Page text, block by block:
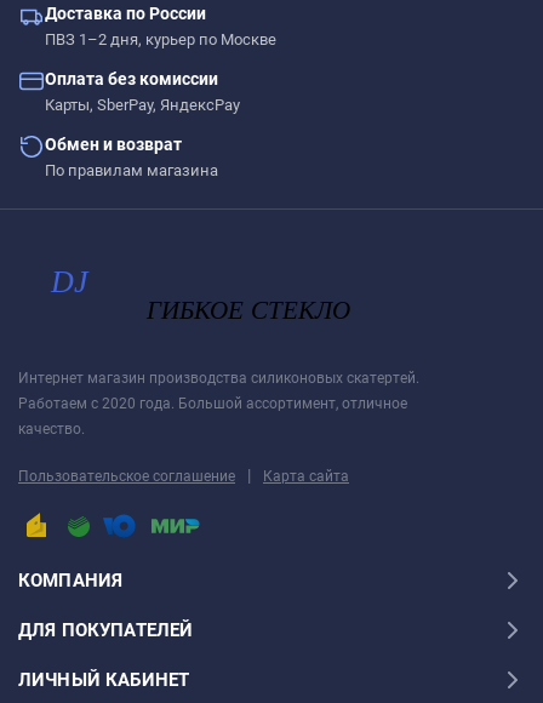
Доставка по России
ПВЗ 1–2 дня, курьер по Москве
Оплата без комиссии
Карты, SberPay, ЯндексPay
Обмен и возврат
По правилам магазина
Интернет магазин производства силиконовых скатертей.
Работаем с 2020 года. Большой ассортимент, отличное
качество.
Пользовательское соглашение | Карта сайта
КОМПАНИЯ
ДЛЯ ПОКУПАТЕЛЕЙ
ЛИЧНЫЙ КАБИНЕТ